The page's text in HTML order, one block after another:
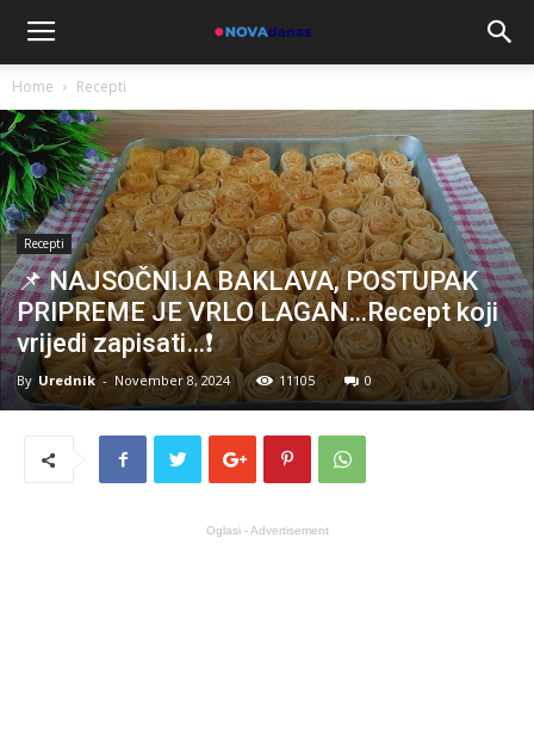
Home Recepti
Recepti
📌 NAJSOČNIJA BAKLAVA, POSTUPAK
PRIPREME JE VRLO LAGAN…Recept koji
vrijedi zapisati…❗
By Urednik - November 8, 2024 11105 0
Oglasi - Advertisement